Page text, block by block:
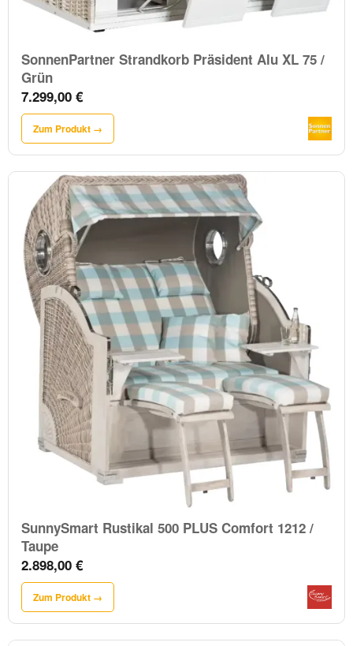
SonnenPartner Strandkorb Präsident Alu XL 75 /
Grün
7.299,00 €
Zum Produkt →
SunnySmart Rustikal 500 PLUS Comfort 1212 /
Taupe
2.898,00 €
Zum Produkt →